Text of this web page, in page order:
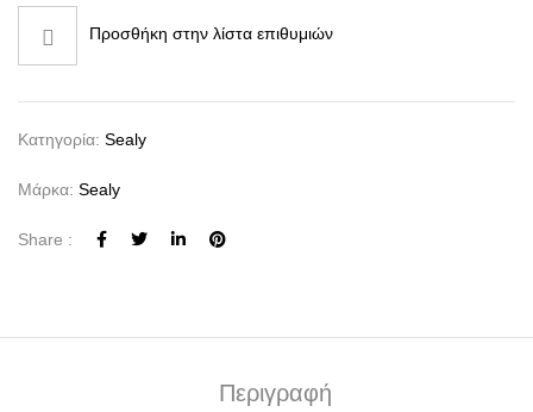
Προσθήκη στην λίστα επιθυμιών
Κατηγορία: Sealy
Μάρκα: Sealy
Share :
Περιγραφή